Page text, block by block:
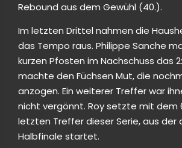
Rebound aus dem Gewühl (40.).
Im letzten Drittel nahmen die
das Tempo raus. Philippe Sanche
kurzen Pfosten im Nachschuss das
machte den Füchsen Mut, die
anzogen. Ein weiterer Treffer war
nicht vergönnt. Roy setzte mit dem
letzten Treffer dieser Serie, aus der
Halbfinale startet.